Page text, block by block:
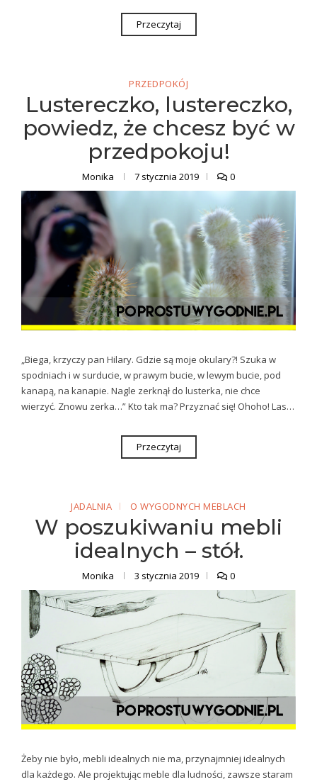
Przeczytaj
PRZEDPOKÓJ
Lustereczko, lustereczko,
powiedz, że chcesz być w
przedpokoju!
Monika 7 stycznia 2019 0
„Biega, krzyczy pan Hilary. Gdzie są moje okulary?! Szuka w
spodniach i w surducie, w prawym bucie, w lewym bucie, pod
kanapą, na kanapie. Nagle zerknął do lusterka, nie chce
wierzyć. Znowu zerka…” Kto tak ma? Przyznać się! Ohoho! Las…
Przeczytaj
JADALNIA O WYGODNYCH MEBLACH
W poszukiwaniu mebli
idealnych – stół.
Monika 3 stycznia 2019 0
Żeby nie było, mebli idealnych nie ma, przynajmniej idealnych
dla każdego. Ale projektując meble dla ludności, zawsze staram